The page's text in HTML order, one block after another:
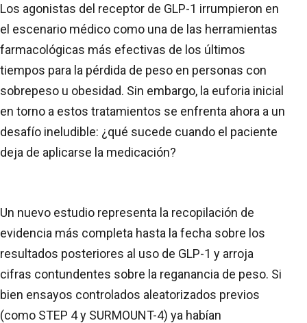
Los agonistas del receptor de GLP-1 irrumpieron en
el escenario médico como una de las herramientas
farmacológicas más efectivas de los últimos
tiempos para la pérdida de peso en personas con
sobrepeso u obesidad. Sin embargo, la euforia inicial
en torno a estos tratamientos se enfrenta ahora a un
desafío ineludible: ¿qué sucede cuando el paciente
deja de aplicarse la medicación?
Un nuevo estudio representa la recopilación de
evidencia más completa hasta la fecha sobre los
resultados posteriores al uso de GLP-1 y arroja
cifras contundentes sobre la reganancia de peso. Si
bien ensayos controlados aleatorizados previos
(como STEP 4 y SURMOUNT-4) ya habían